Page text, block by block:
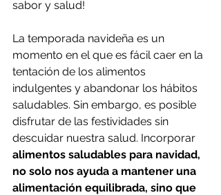
sabor y salud!
La temporada navideña es un
momento en el que es fácil caer en la
tentación de los alimentos
indulgentes y abandonar los hábitos
saludables. Sin embargo, es posible
disfrutar de las festividades sin
descuidar nuestra salud. Incorporar
alimentos saludables para navidad,
no solo nos ayuda a mantener una
alimentación equilibrada, sino que